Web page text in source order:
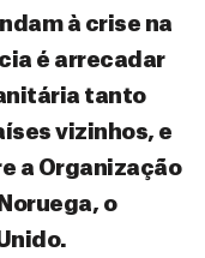
à crise na
é arrecadar
tanto
vizinhos, e
a Organização
o